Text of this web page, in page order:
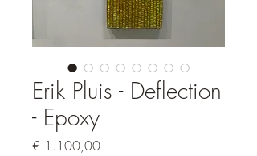
Erik Pluis - Deflection
- Epoxy
€ 1.100,00Prijs